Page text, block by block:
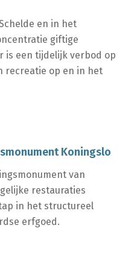
en in het
giftige
is een tijdelijk verbod op
recreatie op en in het
Koningslo
van
restauraties
in het structureel
erfgoed.